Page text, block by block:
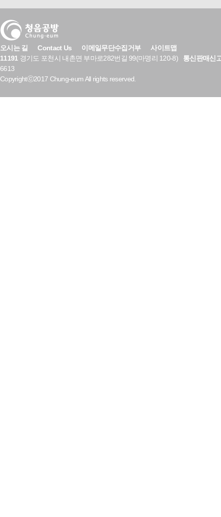
오시는 길 Contact Us 이메일무단수집거부
사이트맵
11191 경기도 포천시 내촌면 부마로282번길 99(마명리 120-8)
통신판매신
6613
Copyrightⓒ2017 Chung-eum All rights reserved.